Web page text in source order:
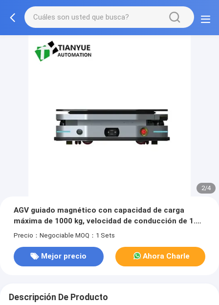
2/4
AGV guiado magnético con capacidad de carga
máxima de 1000 kg, velocidad de conducción de 1.5
m/s y precisión de navegación de ±5-10 mm
Precio：Negociable MOQ：1 Sets
Mejor precio Ahora Charle
Descripción De Producto